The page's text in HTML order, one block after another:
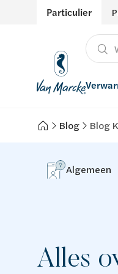
Particulier
Verwarming
Koeling
Producten
Badkamers
Stijlen
Ventilatie
Waterfilters
Blog Blog
Algemeen
Alles